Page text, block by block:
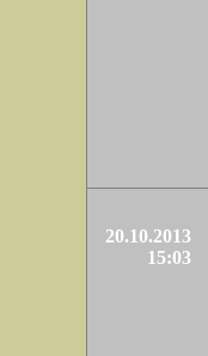
20.10.2013
15:03